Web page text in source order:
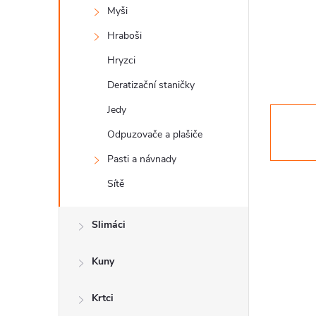
Myši
Hraboši
Hryzci
Deratizační staničky
Jedy
Odpuzovače a plašiče
Pasti a návnady
Sítě
Slimáci
Kuny
Krtci